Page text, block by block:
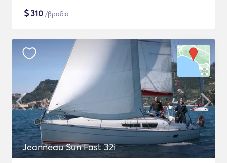
$310 /βραδιά
Jeanneau Sun Fast 32i